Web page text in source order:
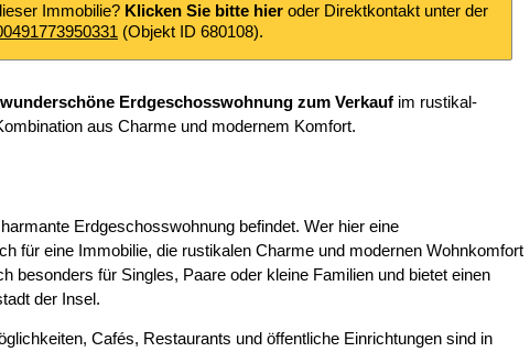
Immobilie? Klicken Sie bitte hier oder Direktkontakt unter der
(Objekt ID 680108).
wunderschöne Erdgeschosswohnung zum Verkauf im rustikal-
aus Charme und modernem Komfort.
Erdgeschosswohnung befindet. Wer hier eine
für eine Immobilie, die rustikalen Charme und modernen Wohnkomfort
besonders für Singles, Paare oder kleine Familien und bietet einen
der Insel.
Cafés, Restaurants und öffentliche Einrichtungen sind in